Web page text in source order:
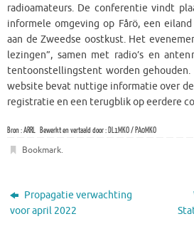
radioamateurs. De conferentie vindt
informele omgeving op Fårö, een
aan de Zweedse oostkust. Het
lezingen”, samen met radio’s en
tentoonstellingstent worden gehouden.
website bevat nuttige informatie over
registratie en een terugblik op eerdere
Bron : ARRL Bewerkt en vertaald door : DL1MKO / PA0MKO
Bookmark.
Propagatie verwachting
voor april 2022